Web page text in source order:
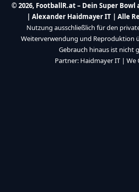
© 2026, FootballR.at – Dein Super
| Alexander Haidmayer IT | Alle
Nutzung ausschließlich für den
Weiterverwendung und Reproduktion
Gebrauch hinaus ist nicht
Partner: Haidmayer IT | We